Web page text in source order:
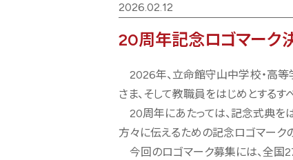
2026.02.12
20周年記念ロゴマーク
2026年、立命館守山中学校・高等
さま、そして教職員をはじめとする
20周年にあたっては、記念式典を
方々に伝えるための記念ロゴマーク
今回のロゴマーク募集には、全国